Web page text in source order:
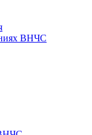
ВНЧС